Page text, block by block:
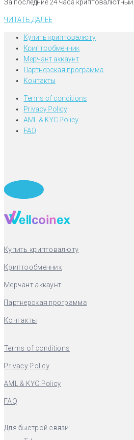
За последние 24 часа криптовалютный...
ЧИТАТЬ ДАЛЕЕ
Купить криптовалюту
Криптообменник
Мерчант аккаунт
Партнерская программа
Контакты
Terms of conditions
Privacy Policy
AML & KYC Policy
FAQ
Купить криптовалюту
Криптообменник
Мерчант аккаунт
Партнерская программа
Контакты
Terms of conditions
Privacy Policy
AML & KYC Policy
FAQ
Для быстрой связи: